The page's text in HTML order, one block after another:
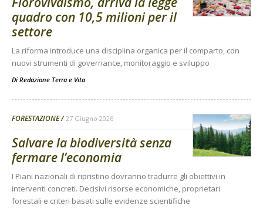
quadro con 10,5 milioni per il
settore
La riforma introduce una disciplina organica per il comparto, con
nuovi strumenti di governance, monitoraggio e sviluppo
Di Redazione Terra e Vita
FORESTAZIONE 27 Giugno 2026
Salvare la biodiversità senza
fermare l’economia
I Piani nazionali di ripristino dovranno tradurre gli obiettivi in
interventi concreti. Decisivi risorse economiche, proprietari
forestali e criteri basati sulle evidenze scientifiche